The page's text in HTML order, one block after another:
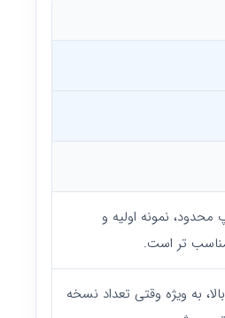
محدود، نمونه اولیه و
تر است.
به ویژه وقتی تعداد نسخه